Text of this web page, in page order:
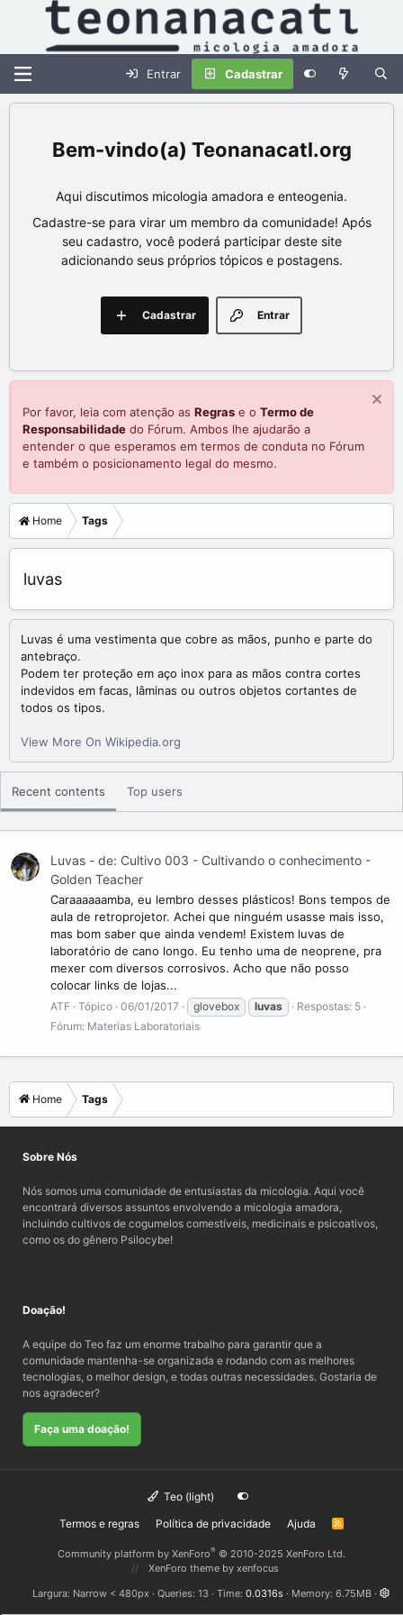
Entrar Cadastrar
Teonanacatl.org
Aqui discutimos micologia amadora e enteogenia.
Cadastre-se para virar um membro da comunidade! Após
seu cadastro, você poderá participar deste site
adicionando seus próprios tópicos e postagens.
Entrar
Cadastrar
Por favor, leia com atenção as Regras e o Termo de
Responsabilidade do Fórum. Ambos lhe ajudarão a
entender o que esperamos em termos de conduta no Fórum
e também o posicionamento legal do mesmo.
Home Tags
luvas
Luvas é uma vestimenta que cobre as mãos, punho e parte do
antebraço.
Podem ter proteção em aço inox para as mãos contra cortes
indevidos em facas, lâminas ou outros objetos cortantes de
todos os tipos.
View More On Wikipedia.org
Recent contents Top users
Luvas - de: Cultivo 003 - Cultivando o conhecimento -
Golden Teacher
Caraaaaaamba, eu lembro desses plásticos! Bons tempos de
aula de retroprojetor. Achei que ninguém usasse mais isso,
mas bom saber que ainda vendem! Existem luvas de
laboratório de cano longo. Eu tenho uma de neoprene, pra
mexer com diversos corrosivos. Acho que não posso
colocar links de lojas...
ATF Tópico 06/01/2017 glovebox luvas
Respostas: 5
Fórum: Materias Laboratoriais
Home Tags
Sobre Nós
Nós somos uma comunidade de entusiastas da micologia. Aqui você
encontrará diversos assuntos envolvendo a micologia amadora,
incluindo cultivos de cogumelos comestíveis, medicinais e psicoativos,
como os do gênero Psilocybe!
Doação!
A equipe do Teo faz um enorme trabalho para garantir que a
comunidade mantenha-se organizada e rodando com as melhores
tecnologias, o melhor design, e todas outras necessidades. Gostaria de
nos agradecer?
Faça uma doação!
Teo (light)
Termos e regras
Política de privacidade Ajuda
R
Community platform by XenForo® © 2010-2025 XenForo Ltd.
XenForo theme by xenfocus
Largura
Queries 13 Time 0.0316s Memory 6.75MB